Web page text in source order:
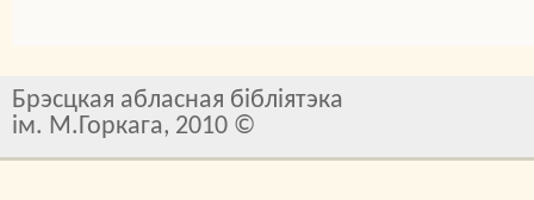
Брэсцкая абласная бібліятэка
ім. М.Горкага, 2010 ©